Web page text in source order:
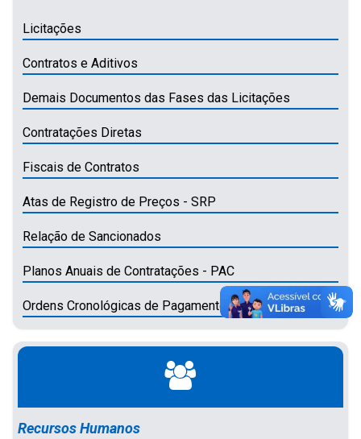
Licitações
Contratos e Aditivos
Demais Documentos das Fases das Licitações
Contratações Diretas
Fiscais de Contratos
Atas de Registro de Preços - SRP
Relação de Sancionados
Planos Anuais de Contratações - PAC
Ordens Cronológicas de Pagamentos
Recursos Humanos